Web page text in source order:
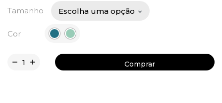
Tamanho
Cor
Comprar